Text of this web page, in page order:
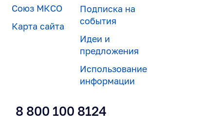
Союз МКСО
Карта сайта
Подписка на
события
Идеи и
предложения
Использование
информации
8 800 100 8124